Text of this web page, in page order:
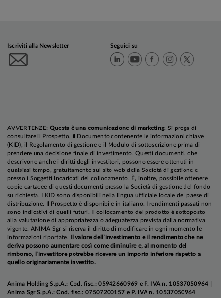
Iscriviti alla Newsletter Seguici su
AVVERTENZE: Questa è una comunicazione di marketing. Si prega di
consultare il Prospetto, il Documento contenente le informazioni chiave
(KID), il Regolamento di gestione e il Modulo di sottoscrizione prima di
prendere una decisione finale di investimento. Questi documenti, che
descrivono anche i diritti degli investitori, possono essere ottenuti in
qualsiasi tempo, gratuitamente sul sito web della Società di gestione e
presso i Soggetti Incaricati del collocamento. È, inoltre, possibile ottenere
copie cartacee di questi documenti presso la Società di gestione del fondo
su richiesta. I KID sono disponibili nella lingua ufficiale locale del paese di
distribuzione. Il Prospetto è disponibile in italiano. I rendimenti passati non
sono indicativi di quelli futuri. Il collocamento del prodotto è sottoposto
alla valutazione di appropriatezza o adeguatezza prevista dalla normativa
vigente. ANIMA Sgr si riserva il diritto di modificare in ogni momento le
informazioni riportate.
Il valore dell’investimento e il rendimento che ne
deriva possono aumentare così come diminuire e, al momento del
rimborso, l’investitore potrebbe ricevere un importo inferiore rispetto a
quello originariamente investito.
Anima Holding S.p.A.: Cod. fisc.: 05942660969 e P. IVA n. 10537050964 |
Anima Sgr S.p.A.: Cod. fisc.: 07507200157 e P. IVA n. 10537050964